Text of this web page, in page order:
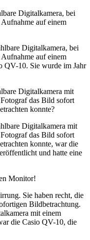
Digitalkamera, bei
auf einem
Digitalkamera, bei
auf einem
QV-10. Sie wurde im Jahr
Digitalkamera mit
das Bild sofort
konnte?
Digitalkamera mit
das Bild sofort
konnte, war die
und hatte eine
Monitor!
Sie haben recht, die
Bildbetrachtung.
mit einem
die Casio QV-10, die